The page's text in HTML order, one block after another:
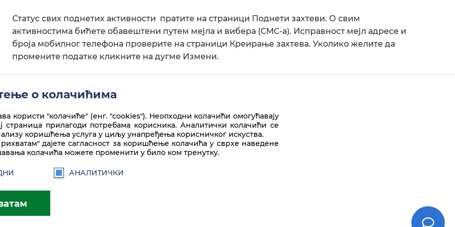
Статус свих поднетих активности пратите на страници Поднети захтеви. О свим
активностима бићете обавештени путем мејла и вибера (СМС-а). Исправност мејл адресе и
броја мобилног телефона проверите на страници Креирање захтева. Уколико желите да
промените податке кликните на дугме Измени.
о колачићима
користи "колачиће" (енг. "cookies"). Неопходни колачићи омогућавају
страница прилагоди потребама корисника. Аналитички колачићи се
коришћења услуга у циљу унапређења корисничког искуства.
дајете сагласност за коришћење колачића у сврхе наведене
колачића можете променити у било ком тренутку.
АНАЛИТИЧКИ